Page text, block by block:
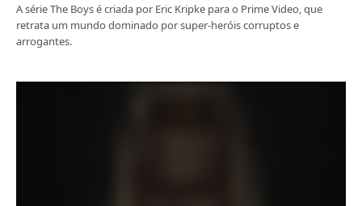
A série The Boys é criada por Eric Kripke para o Prime Video, que
retrata um mundo dominado por super-heróis corruptos e
arrogantes.